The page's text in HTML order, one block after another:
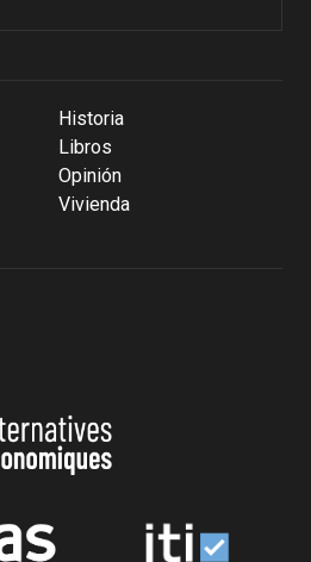
Historia
Libros
Opinión
Vivienda